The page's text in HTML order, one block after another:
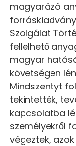
magyarázó
Szolgálat
fellelhető
magyar
követségen
Mindszentyt
tekintették,
kapcsolatba
személyekről
végeztek,